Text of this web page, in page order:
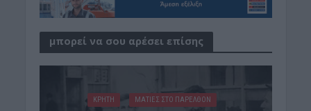
μπορεί να σου αρέσει επίσης
ΚΡΗΤΗ ΜΑΤΙΕΣ ΣΤΟ ΠΑΡΕΛΘΟΝ